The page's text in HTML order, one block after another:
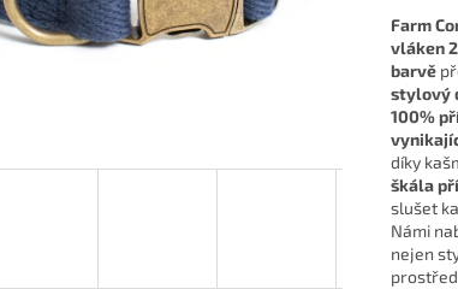
Farm
vláken
barvě
stylový
100%
díky
škála
slušet
Námi
nejen